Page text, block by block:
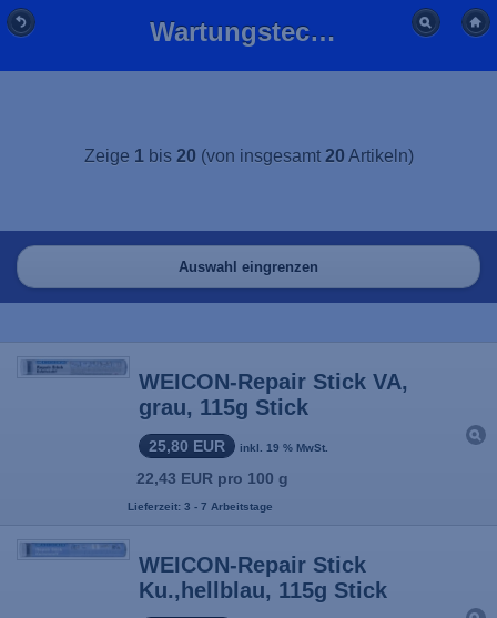
Wartungstechnik & Schmierstoffe online kaufen | BFL-Versand
Zeige 1bis 20 (von insgesamt 20 Artikeln)
Auswahl eingrenzen
WEICON-Repair Stick VA,
grau, 115g Stick
25,80 EUR inkl. 19 % MwSt.
22,43 EUR pro 100 g
Lieferzeit: 3 - 7 Arbeitstage
WEICON-Repair Stick
Ku.,hellblau, 115g Stick